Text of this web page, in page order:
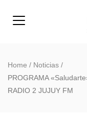
Home / Noticias /
PROGRAMA
RADIO 2 JUJUY FM